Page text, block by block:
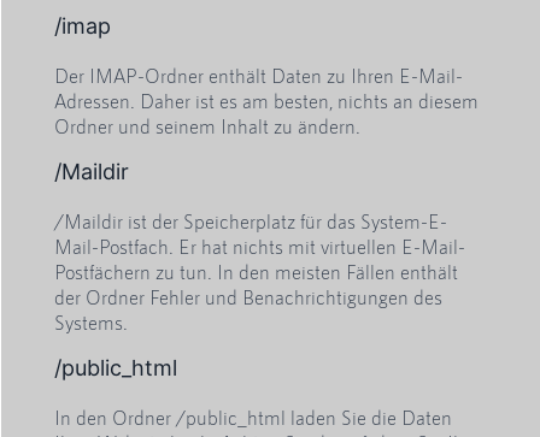
/imap
Der IMAP-Ordner enthält Daten zu Ihren E-Mail-
Adressen. Daher ist es am besten, nichts an diesem
Ordner und seinem Inhalt zu ändern.
/Maildir
/Maildir ist der Speicherplatz für das System-E-
Mail-Postfach. Er hat nichts mit virtuellen E-Mail-
Postfächern zu tun. In den meisten Fällen enthält
der Ordner Fehler und Benachrichtigungen des
Systems.
/public_html
In den Ordner /public_html laden Sie die Daten